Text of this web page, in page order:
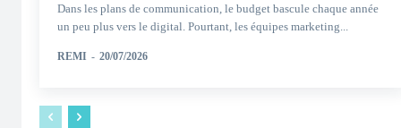
Dans les plans de communication, le budget bascule chaque année
un peu plus vers le digital. Pourtant, les équipes marketing...
REMI - 20/07/2026